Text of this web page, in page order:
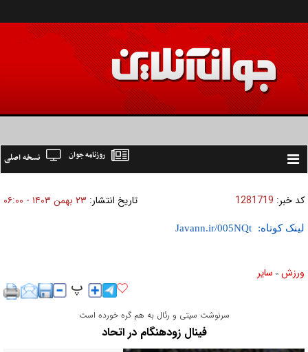
Toggle
نسخه اصلی روزنامه جوان
کد خبر: 1281719 تاریخ انتشار: ۲۳ بهمن ۱۴۰۳ - ۰۶:۰۰
لینک کوتاه:
ورزش » ساير
سرنوشت سیتی و رئال به هم گره خورده است
فینال زودهنگام در اتحاد